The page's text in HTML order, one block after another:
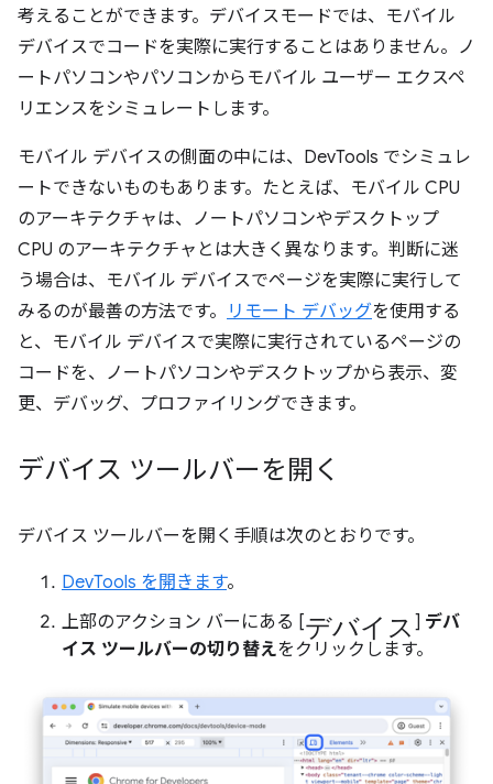
考えることができます。デバイスモードでは、モバイル
デバイスでコードを実際に実行することはありません。ノ
ートパソコンやパソコンからモバイル ユーザー エクスペ
リエンスをシミュレートします。
モバイル デバイスの側面の中には、DevTools でシミュレ
ートできないものもあります。たとえば、モバイル CPU
のアーキテクチャは、ノートパソコンやデスクトップ
CPU のアーキテクチャとは大きく異なります。判断に迷
う場合は、モバイル デバイスでページを実際に実行して
みるのが最善の方法です。
リモート デバッグを使用する
と、モバイル デバイスで実際に実行されているページの
コードを、ノートパソコンやデスクトップから表示、変
更、デバッグ、プロファイリングできます。
デバイス ツールバーを開く
デバイス ツールバーを開く手順は次のとおりです。
DevTools を開きます。
上部のアクション バーにある [デバイス ] デバ
イス ツールバーの切り替えをクリックします。